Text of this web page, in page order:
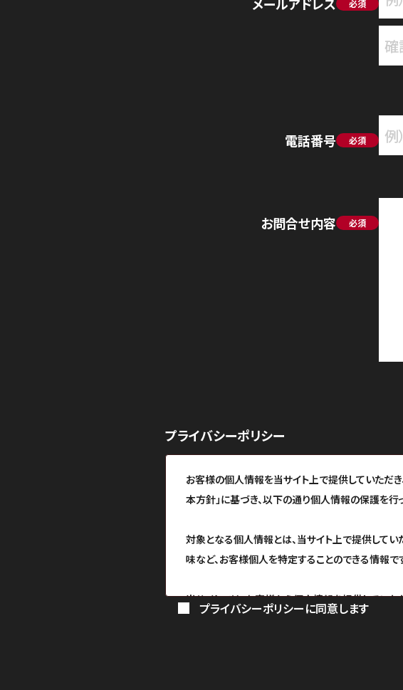
必須
電話番号 必須
お問合せ内容 必須
プライバシーポリシー
お客様の個人情報を当サイト上で提供していただ
本方針」に基づき、以下の通り個人情報の保護を行っ
対象となる個人情報とは、当サイト上で提供してい
味など、お客様個人を特定することのできる情報で
当サイトでは、お客様から個人情報を提供していた
プライバシーポリシーに同意します